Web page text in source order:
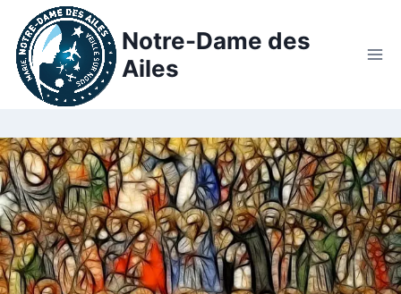
Notre-Dame des
Ailes